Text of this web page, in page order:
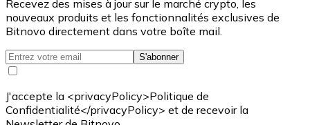
Recevez des mises à jour sur le marché crypto, les
nouveaux produits et les fonctionnalités exclusives de
Bitnovo directement dans votre boîte mail.
S'abonner
J'accepte la <privacyPolicy>Politique de
Confidentialité</privacyPolicy> et de recevoir la